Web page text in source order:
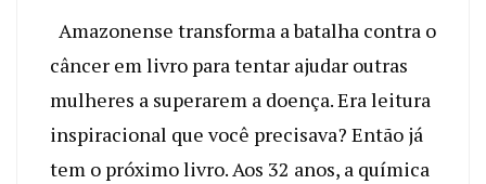
Amazonense transforma a batalha contra o
câncer em livro para tentar ajudar outras
mulheres a superarem a doença. Era leitura
inspiracional que você precisava? Então já
tem o próximo livro. Aos 32 anos, a química